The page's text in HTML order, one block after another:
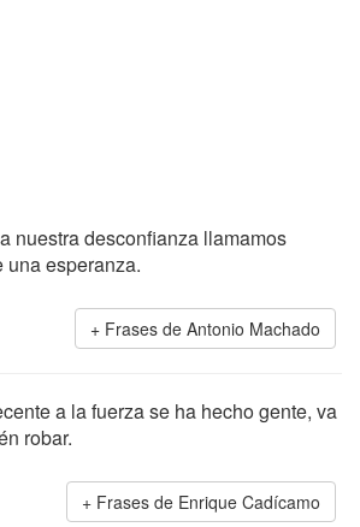
nuestra desconfianza llamamos
una esperanza.
Frases de Antonio Machado
a la fuerza se ha hecho gente, va
robar.
Frases de Enrique Cadícamo